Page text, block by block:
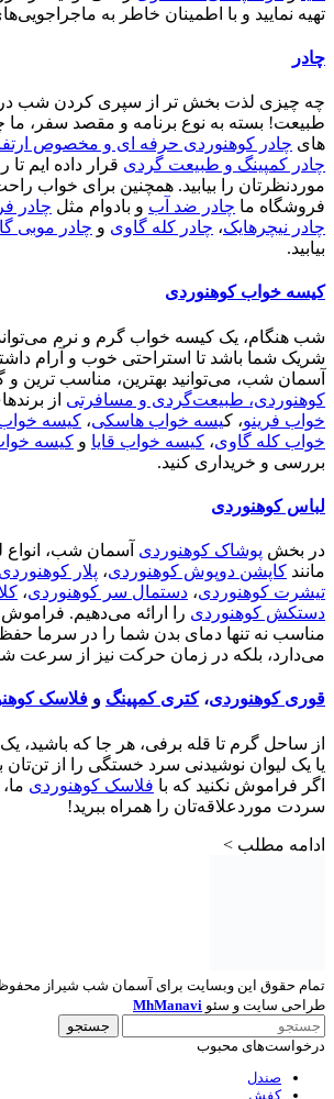
تهیه نمایید و با اطمینان خاطر به
چادر
چه چیزی لذت بخش تر از سپری کردن شب در
طبیعت! بسته به نوع برنامه و مقصد سفر، ما
های چادر کوهنوردی حرفه ای و مخصوص
چادر کمپینگ و طبیعت گردی قرار داده ایم تا
موردنظرتان را بیابید. همچنین برای خواب
فروشگاه ما چادر ضد آب و بادوام مثل چادر
چادر نیچرهایک، چادر کله گاوی و چادر موبی
بیابید.
کیسه خواب کوهنوردی
شب هنگام، یک کیسه خواب گرم و نرم
شریک شما باشد تا استراحتی خوب و آرام
آسمان شب، می‌توانید بهترین، مناسب ترین و
کوهنوردی، طبیعت‌گردی و مسافرتی از
خواب فرینو، کیسه خواب هاسکی، کیسه خواب
خواب کله گاوی، کیسه خواب قایا و کیسه
بررسی و خریداری کنید.
لباس کوهنوردی
در بخش پوشاک کوهنوردی آسمان شب،
مانند کاپشن دوپوش کوهنوردی، پلار کوهنوردی
تیشرت کوهنوردی، دستمال سر کوهنوردی،
دستکش کوهنوردی را ارائه می‌دهیم.
مناسب نه تنها دمای بدن شما را در سرما
می‌دارد، بلکه در زمان حرکت نیز از سرعت
قوری کوهنوردی، کتری کمپینگ و فلاسک
از ساحل گرم تا قله برفی، هر جا که باشید،
یا یک لیوان نوشیدنی سرد خستگی را از تن‌تان
اگر فراموش نکنید که با فلاسک کوهنوردی
سردت موردعلاقه‌تان را همراه ببرید!
ادامه مطلب >
طراحی سایت و سئو MhManavi
جستجو
درخواست‌های محبوب
صندل
کفش